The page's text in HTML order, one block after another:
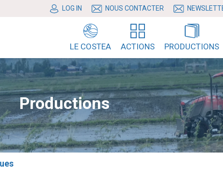
LOG IN NOUS CONTACTER
LE COSTEA ACTIONS PRODUCTIONS
Productions